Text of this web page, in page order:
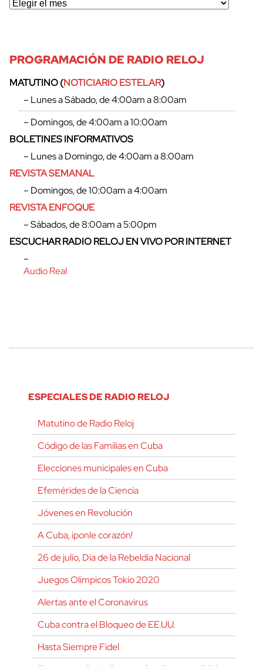
cerrar
PROGRAMACIÓN DE RADIO RELOJ
MATUTINO (NOTICIARIO ESTELAR)
– Lunes a Sábado, de 4:00am a 8:00am
– Domingos, de 4:00am a 10:00am
BOLETINES INFORMATIVOS
– Lunes a Domingo, de 4:00am a 8:00am
REVISTA SEMANAL
– Domingos, de 10:00am a 4:00am
REVISTA ENFOQUE
– Sábados, de 8:00am a 5:00pm
ESCUCHAR RADIO RELOJ EN VIVO POR INTERNET
–
Audio Real
ESPECIALES DE RADIO RELOJ
Matutino de Radio Reloj
Código de las Familias en Cuba
Elecciones municipales en Cuba
Efemérides de la Ciencia
Jóvenes en Revolución
A Cuba, ¡ponle corazón!
26 de julio, Día de la Rebeldía Nacional
Juegos Olímpicos Tokio 2020
Alertas ante el Coronavirus
Cuba contra el Bloqueo de EE.UU.
Hasta Siempre Fidel